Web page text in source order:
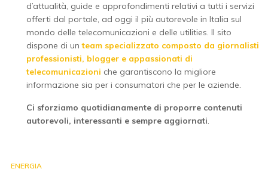
d’attualità, guide e approfondimenti relativi a tutti i servizi
offerti dal portale, ad oggi il più autorevole in Italia sul
mondo delle telecomunicazioni e delle utilities. Il sito
dispone di unteam specializzato composto da giornalisti
professionisti, blogger e appassionati di
telecomunicazioni che garantiscono la migliore
informazione sia per i consumatori che per le aziende.
Ci sforziamo quotidianamente di proporre contenuti
autorevoli, interessanti e sempre aggiornati.
ENERGIA